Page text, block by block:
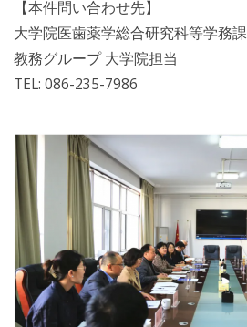
【本件問い合わせ先】
大学院医歯薬学総合研究科等学務課
教務グループ 大学院担当
TEL: 086-235-7986